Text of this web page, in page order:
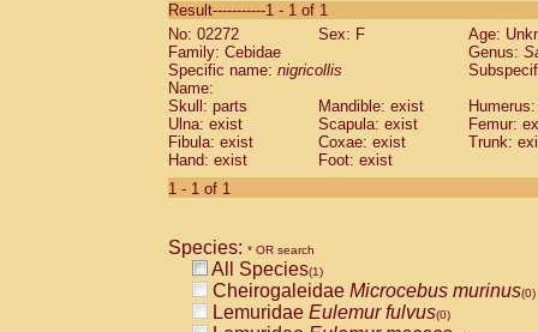
CebidaeSaguinus labiatus(0)
Cebidae Saguinus leucopus (0)
Cebidae
CebidaeSaguinus mystax
Cebidae Saguinus nigricollis (1)
Cebidae Saguinus oedipus
Cebidae Saguinus weddelli
Cebidae Saguinusspp.
Cebidae
CebidaeCebus capucinus
CebidaeCebus nigrivittatus
CebidaeCebus spp.(0)
CebidaeSaimiri boliviensis(0)
Result-----------1 - 1 of 1
No: 02272
Sex: F
Age:
Family: Cebidae
Genus:
Specific name: nigricollis
Name:
Skull: parts
Mandible: exist
Ulna: exist
Scapula: exist
Femur:
Fibula: exist
Coxae: exist
Trunk:
Hand: exist
Foot: exist
1 - 1 of 1
Species: * OR search
All Species(1)
Cheirogaleidae Microcebus murinus(0)
Lemuridae Eulemur fulvus(0)